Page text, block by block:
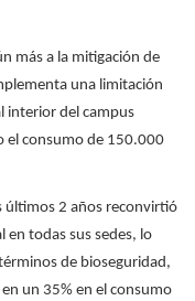
más a la mitigación de
una limitación
interior del campus
el consumo de 150.000
últimos 2 años reconvirtió
en todas sus sedes, lo
de bioseguridad,
un 35% en el consumo